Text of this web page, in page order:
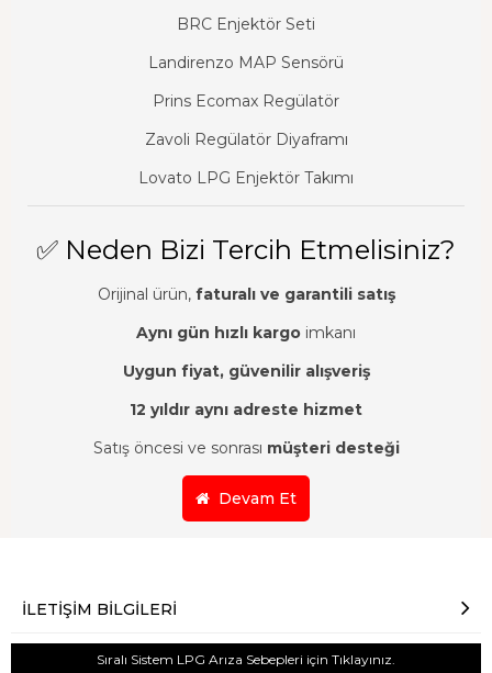
BRC Enjektör Seti
Landirenzo MAP Sensörü
Prins Ecomax Regülatör
Zavoli Regülatör Diyaframı
Lovato LPG Enjektör Takımı
✅ Neden Bizi Tercih Etmelisiniz?
Orijinal ürün, faturalı ve garantili satış
Aynı gün hızlı kargo imkanı
Uygun fiyat, güvenilir alışveriş
12 yıldır aynı adreste hizmet
Satış öncesi ve sonrası müşteri desteği
Devam Et
İLETIŞIM BILGILERI
Sıralı Sistem LPG Arıza Sebepleri için Tıklayınız.